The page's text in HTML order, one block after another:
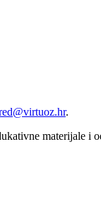
.
materijale i